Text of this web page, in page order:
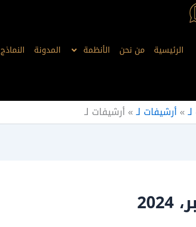
الرئيسية من نحن الأنظمة المدونة النماذج
»أرشيفات لـ» أرشيفات لـ